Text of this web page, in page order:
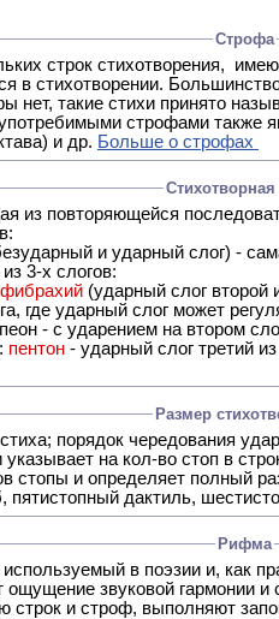
Строфа
интонационное сходство или общую систему рифм, и
популярная строфа в русской поэзии -
строфами также
и др. Больше о строфах
Стихотворная
из повторяющейся
и ударный слог) -
3-х слогов:
(ударный слог второй
где ударный слог может
- с ударением на втором
пентон - ударный слог третий из
Размер
порядок чередования
на кол-во стоп в
стопы и определяет полный
дактиль,
Рифма
традиционно используемый в
звуковой гармонии
строк и строф, выполняют